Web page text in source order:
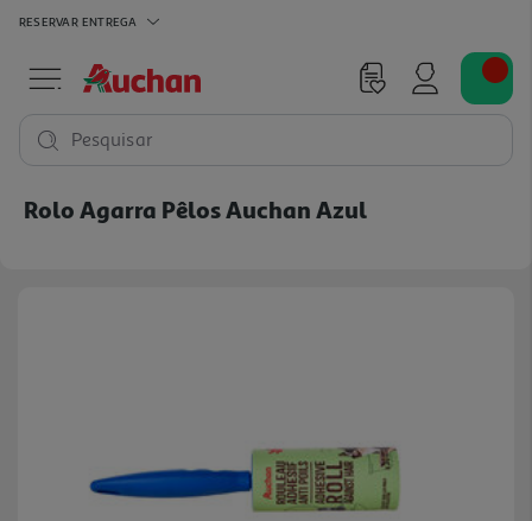
RESERVAR ENTREGA
Pesquisar
Rolo Agarra Pêlos Auchan Azul